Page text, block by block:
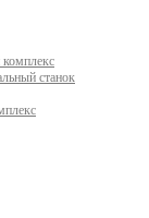
станок